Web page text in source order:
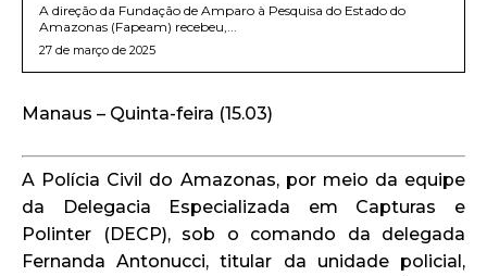
A direção da Fundação de Amparo à Pesquisa do Estado do
Amazonas (Fapeam) recebeu,...
27 de março de 2025
Manaus – Quinta-feira (15.03)
A Polícia Civil do Amazonas, por meio da equipe
da Delegacia Especializada em Capturas e
Polinter (DECP), sob o comando da delegada
Fernanda Antonucci, titular da unidade policial,